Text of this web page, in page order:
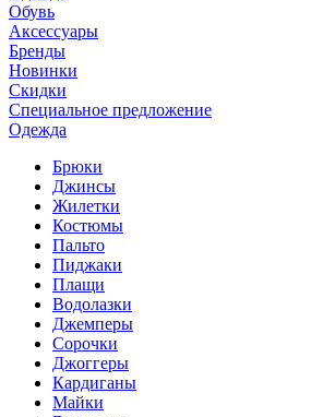
Обувь
Аксессуары
Бренды
Новинки
Скидки
Специальное предложение
Одежда
Брюки
Джинсы
Жилетки
Костюмы
Пальто
Пиджаки
Плащи
Водолазки
Джемперы
Сорочки
Джоггеры
Кардиганы
Майки